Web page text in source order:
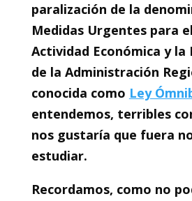
paralización de la
Medidas Urgentes para
Actividad Económica y la
de la Administración
conocida como Ley
entendemos, terribles
nos gustaría que fuera
estudiar.
Recordamos, como no